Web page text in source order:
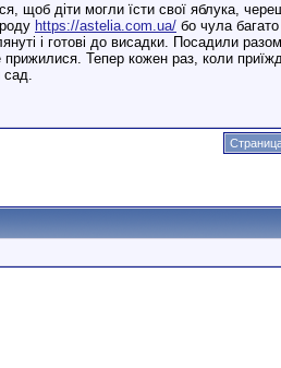
щоб діти могли їсти свої яблука,
https://astelia.com.ua/ бо чула
і готові до висадки. Посадили разом
Тепер кожен раз, коли
сад.